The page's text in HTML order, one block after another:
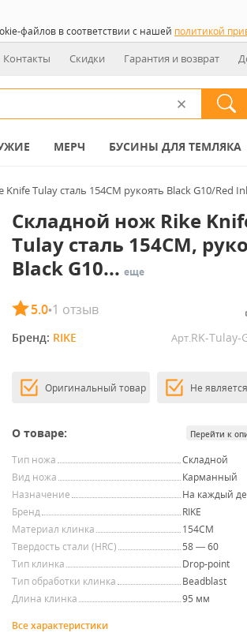
файлов в соответствии с нашей политикой
Контакты Скидки Гарантия и возврат
МЕРЧ БУСИНЫ ДЛЯ ТЕМЛЯКА
Knife Tulay сталь 154CM рукоять Black G10/Red
Складной нож Rike
Tulay сталь 154CM,
Black G10... еще
5.0•1 отзыв
Бренд: RIKE Арт.RK-Tulay-
Оригинальный товар Не
О товаре: Перейти к
Тип ножа
Складной
Вид ножа
Карманный
Назначение
На каждый
Бренд
RIKE
Материал клинка
154CM
Твердость стали (HRC)
58 — 60
Тип клинка
Drop-point
Тип обработки клинка
Beadblast
Длина клинка
95 мм
Все характеристики